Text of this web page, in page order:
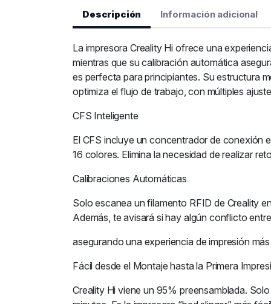
Descripción Información adicional
La impresora Creality Hi ofrece una
mientras que su calibración automática
es perfecta para principiantes. Su estructura
optimiza el flujo de trabajo, con múltiples
CFS Inteligente
El CFS incluye un concentrador de conexión
16 colores. Elimina la necesidad de realizar
Calibraciones Automáticas
Solo escanea un filamento RFID de Creality
Además, te avisará si hay algún conflicto
asegurando una experiencia de impresión
Fácil desde el Montaje hasta la Primera
Creality Hi viene un 95% preensamblada.